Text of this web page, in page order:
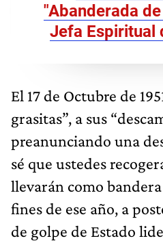
"Abanderada
Jefa Espiritual
El 17 de Octubre de
grasitas”, a sus
preanunciando una
sé que ustedes
llevarán como
fines de ese año, a
de golpe de Estado